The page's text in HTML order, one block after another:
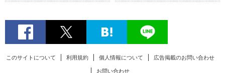
このサイトについて 利用規約 個人情報について 広告掲載のお問い合わせ
お問い合わせ